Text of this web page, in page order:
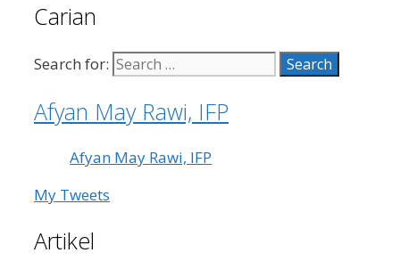
Carian
Search for:
Afyan May Rawi, IFP
Afyan May Rawi, IFP
My Tweets
Artikel